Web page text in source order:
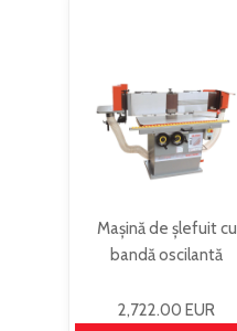
Mașină de șlefuit cu
bandă oscilantă
2,722.00 EUR